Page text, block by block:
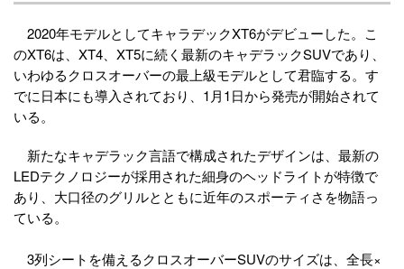
2020年モデルとしてキャラデックXT6がデビューした。こ
のXT6は、XT4、XT5に続く最新のキャデラックSUVであり、
いわゆるクロスオーバーの最上級モデルとして君臨する。す
でに日本にも導入されており、1月1日から発売が開始されて
いる。
新たなキャデラック言語で構成されたデザインは、最新の
LEDテクノロジーが採用された細身のヘッドライトが特徴で
あり、大口径のグリルとともに近年のスポーティさを物語っ
ている。
3列シートを備えるクロスオーバーSUVのサイズは、全長×